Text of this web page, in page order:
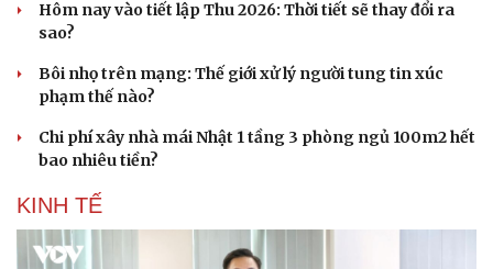
Thông tin doanh nghiệp
Doanh nhân
Vì cộng đồng
Trải nghiệm
Hôm nay vào tiết lập Thu 2026: Thời tiết sẽ thay đổi ra
sao?
Bôi nhọ trên mạng: Thế giới xử lý người tung tin xúc
phạm thế nào?
Chi phí xây nhà mái Nhật 1 tầng 3 phòng ngủ 100m2 hết
bao nhiêu tiền?
KINH TẾ